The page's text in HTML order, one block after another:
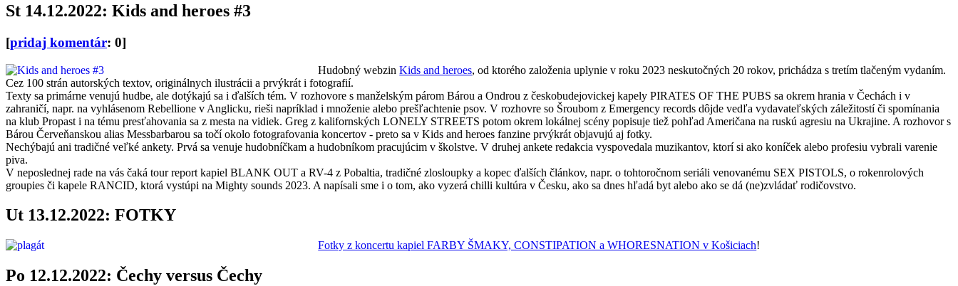
St 14.12.2022: Kids and heroes #3
[pridaj komentár: 0]
Hudobný webzinKids and heroes, od ktorého založenia uplynie v roku 2023 neskutočných 20 rokov, prichádza s tretím tlačeným vydaním.
Cez 100 strán autorských textov, originálnych ilustrácii a prvýkrát i fotografií.
Texty sa primárne venujú hudbe, ale dotýkajú sa i ďalších tém. V rozhovore s manželským párom Bárou a Ondrou z českobudejovickej kapely PIRATES OF THE PUBS sa okrem hrania v Čechách i v
zahraničí, napr. na vyhlásenom Rebellione v Anglicku, rieši napríklad i množenie alebo prešľachtenie psov. V rozhovre so Šroubom z Emergency records dôjde vedľa vydavateľských záležitostí či spomínania
na klub Propast i na tému presťahovania sa z mesta na vidiek. Greg z kalifornských LONELY STREETS potom okrem lokálnej scény popisuje tiež pohľad Američana na ruskú agresiu na Ukrajine. A rozhovor s
Bárou Červeňanskou alias Messbarbarou sa točí okolo fotografovania koncertov - preto sa v Kids and heroes fanzine prvýkrát objavujú aj fotky.
Nechýbajú ani tradičné veľké ankety. Prvá sa venuje hudobníčkam a hudobníkom pracujúcim v školstve. V druhej ankete redakcia vyspovedala muzikantov, ktorí si ako koníček alebo profesiu vybrali varenie
piva.
V neposlednej rade na vás čaká tour report kapiel BLANK OUT a RV-4 z Pobaltia, tradičné zlosloupky a kopec ďalších článkov, napr. o tohtoročnom seriáli venovanému SEX PISTOLS, o rokenrolových
groupies či kapele RANCID, ktorá vystúpi na Mighty sounds 2023. A napísali sme i o tom, ako vyzerá chilli kultúra v Česku, ako sa dnes hľadá byt alebo ako se dá (ne)zvládať rodičovstvo.
Ut 13.12.2022: FOTKY
Fotky z koncertu kapiel FARBY ŠMAKY, CONSTIPATION a WHORESNATION v Košiciach!
Po 12.12.2022: Čechy versus Čechy